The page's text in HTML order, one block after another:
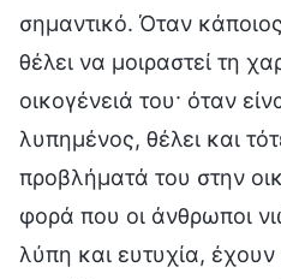
σημαντικό. Όταν
θέλει να μοιραστεί τη
οικογένειά του· όταν
λυπημένος, θέλει και
προβλήματά του στην
φορά που οι άνθρωποι
λύπη και ευτυχία,